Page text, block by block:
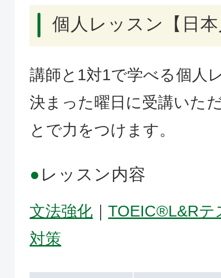
個人レッスン【日
講師と1対1で学べる個人
決まった曜日に受講いた
とで力をつけます。
● レッスン内容
文法強化 ｜TOEIC®L&Rテ
対策